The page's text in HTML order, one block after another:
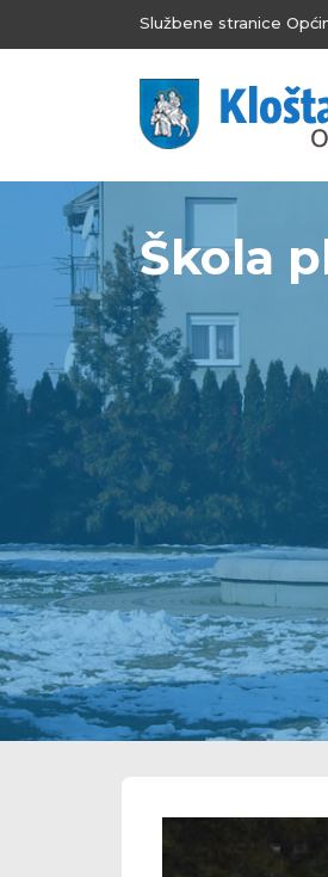
Službene stranice
Škola